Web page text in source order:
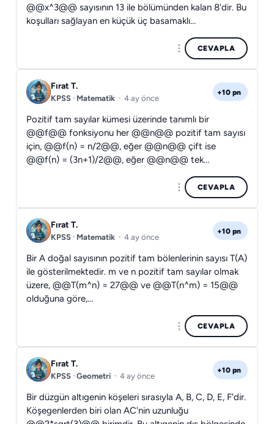
@@x^3@@ sayısının 13 ile bölümünden kalan 8'dir. Bu
koşulları sağlayan en küçük üç basamaklı…
CEVAPLA
Fırat T.
KPSS · Matematik · 4 ay önce
+10 pn
Pozitif tam sayılar kümesi üzerinde tanımlı bir
@@f@@ fonksiyonu her @@n@@ pozitif tam sayısı
için, @@f(n) = n/2@@, eğer @@n@@ çift ise
@@f(n) = (3n+1)/2@@, eğer @@n@@ tek…
CEVAPLA
Fırat T.
KPSS · Matematik · 4 ay önce
+10 pn
Bir A doğal sayısının pozitif tam bölenlerinin sayısı T(A)
ile gösterilmektedir. m ve n pozitif tam sayılar olmak
üzere, @@T(m^n) = 27@@ ve @@T(n^m) = 15@@
olduğuna göre,…
CEVAPLA
Fırat T.
KPSS · Geometri · 4 ay önce
+10 pn
Bir düzgün altıgenin köşeleri sırasıyla A, B, C, D, E, F'dir.
Köşegenlerden biri olan AC'nin uzunluğu